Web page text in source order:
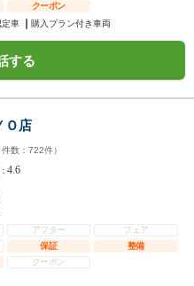
クーポン
定車 購入プラン付き車両
する
Ｏ店
数： 722件）
4.6
アフター
フェア
保証
整備
クーポン